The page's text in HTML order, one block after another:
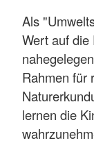
Als
Wert auf die
Rahmen für
lernen die